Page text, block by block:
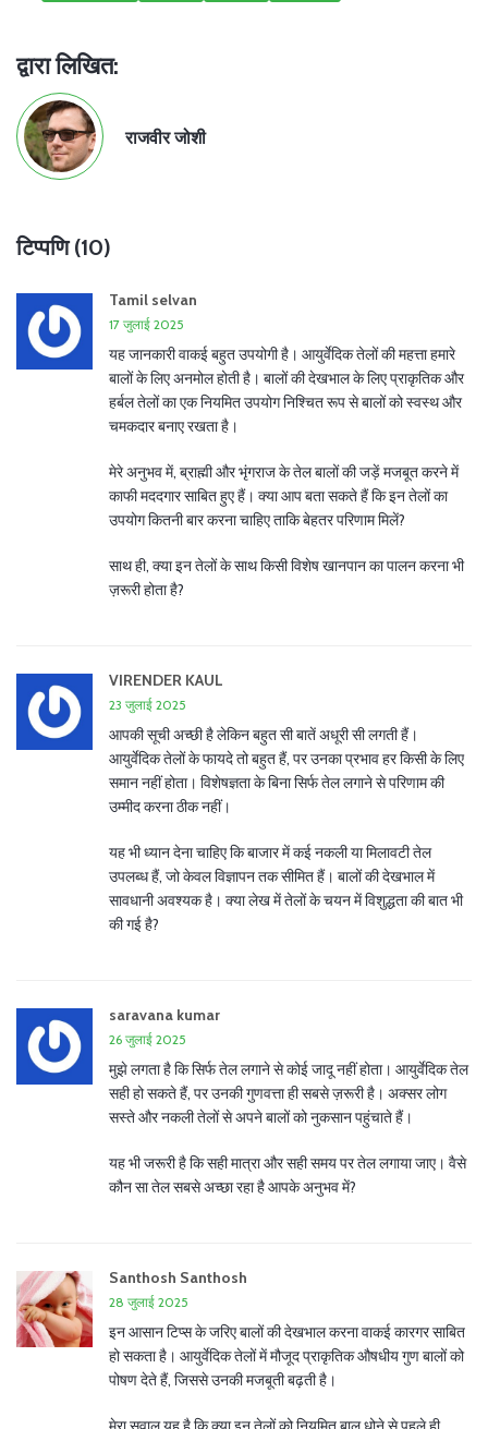
द्वारा लिखित:
राजवीर जोशी
टिप्पणि (10)
Tamil selvan
17 जुलाई 2025
यह जानकारी वाकई बहुत उपयोगी है। आयुर्वेदिक तेलों की महत्ता हमारे
बालों के लिए अनमोल होती है। बालों की देखभाल के लिए प्राकृतिक और
हर्बल तेलों का एक नियमित उपयोग निश्चित रूप से बालों को स्वस्थ और
चमकदार बनाए रखता है।
मेरे अनुभव में, ब्राह्मी और भृंगराज के तेल बालों की जड़ें मजबूत करने में
काफी मददगार साबित हुए हैं। क्या आप बता सकते हैं कि इन तेलों का
उपयोग कितनी बार करना चाहिए ताकि बेहतर परिणाम मिलें?
साथ ही, क्या इन तेलों के साथ किसी विशेष खानपान का पालन करना भी
ज़रूरी होता है?
VIRENDER KAUL
23 जुलाई 2025
आपकी सूची अच्छी है लेकिन बहुत सी बातें अधूरी सी लगती हैं।
आयुर्वेदिक तेलों के फायदे तो बहुत हैं, पर उनका प्रभाव हर किसी के लिए
समान नहीं होता। विशेषज्ञता के बिना सिर्फ तेल लगाने से परिणाम की
उम्मीद करना ठीक नहीं।
यह भी ध्यान देना चाहिए कि बाजार में कई नकली या मिलावटी तेल
उपलब्ध हैं, जो केवल विज्ञापन तक सीमित हैं। बालों की देखभाल में
सावधानी अवश्यक है। क्या लेख में तेलों के चयन में विशुद्धता की बात भी
की गई है?
saravana kumar
26 जुलाई 2025
मुझे लगता है कि सिर्फ तेल लगाने से कोई जादू नहीं होता। आयुर्वेदिक तेल
सही हो सकते हैं, पर उनकी गुणवत्ता ही सबसे ज़रूरी है। अक्सर लोग
सस्ते और नकली तेलों से अपने बालों को नुकसान पहुंचाते हैं।
यह भी जरूरी है कि सही मात्रा और सही समय पर तेल लगाया जाए। वैसे
कौन सा तेल सबसे अच्छा रहा है आपके अनुभव में?
Santhosh Santhosh
28 जुलाई 2025
इन आसान टिप्स के जरिए बालों की देखभाल करना वाकई कारगर साबित
हो सकता है। आयुर्वेदिक तेलों में मौजूद प्राकृतिक औषधीय गुण बालों को
पोषण देते हैं, जिससे उनकी मजबूती बढ़ती है।